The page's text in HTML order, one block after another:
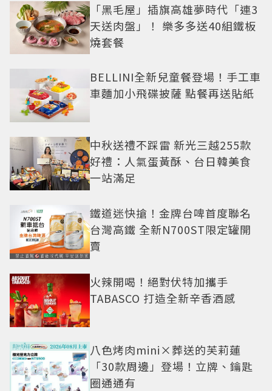
「黑毛屋」插旗高雄夢時代「連3
天送肉盤」！ 樂多多送40組鐵板
燒套餐
BELLINI全新兒童餐登場！手工車
車麵加小飛碟披薩 點餐再送貼紙
中秋送禮不踩雷 新光三越255款
好禮：人氣蛋黃酥、台日韓美食
一站滿足
鐵道迷快搶！金牌台啤首度聯名
台灣高鐵 全新N700ST限定罐開
賣
火辣開喝！絕對伏特加攜手
TABASCO 打造全新辛香酒感
八色烤肉mini×葬送的芙莉蓮
「30款周邊」登場！立牌、鑰匙
圈通通有